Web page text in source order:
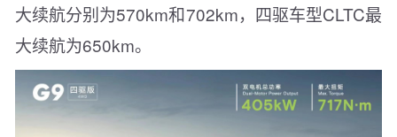
大续航分别为570km和702km，四驱车型CLTC最
大续航为650km。